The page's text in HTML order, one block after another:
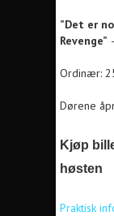
”Det er
Revenge”
Ordinær:
Dørene
Kjøp
høsten
Praktisk